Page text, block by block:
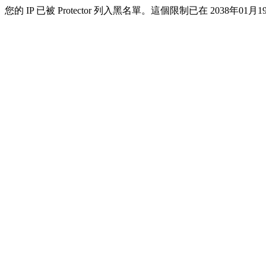
您的 IP 已被 Protector 列入黑名單。這個限制已在 2038年01月